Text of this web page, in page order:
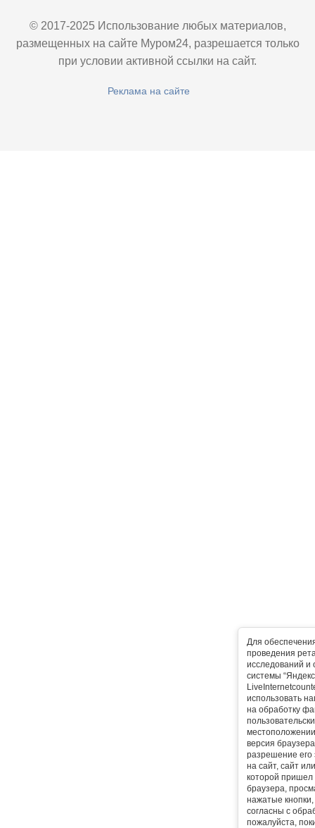
Для
проведения
исследований и
системы
использовать
на обработку
версия
разрешение его
на сайт, сайт
которой пришел
браузера,
нажатые
согласны с
пожалуйста,
© 2017-2025 Использование любых материалов,
размещенных на сайте Муром24, разрешается только
при условии активной ссылки на сайт.
Реклама на сайте